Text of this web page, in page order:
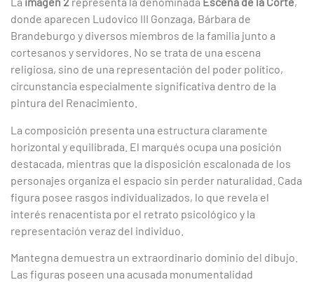
donde aparecen Ludovico III Gonzaga, Bárbara de
Brandeburgo y diversos miembros de la familia junto a
cortesanos y servidores. No se trata de una escena
religiosa, sino de una representación del poder político,
circunstancia especialmente significativa dentro de la
pintura del Renacimiento.
La composición presenta una estructura claramente
horizontal y equilibrada. El marqués ocupa una posición
destacada, mientras que la disposición escalonada de los
personajes organiza el espacio sin perder naturalidad. Cada
figura posee rasgos individualizados, lo que revela el
interés renacentista por el retrato psicológico y la
representación veraz del individuo.
Mantegna demuestra un extraordinario dominio del dibujo.
Las figuras poseen una acusada monumentalidad